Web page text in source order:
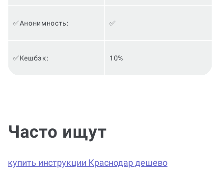
✅Анонимность: ✅
✅Кешбэк: 10%
Часто ищут
купить инструкции Краснодар дешево